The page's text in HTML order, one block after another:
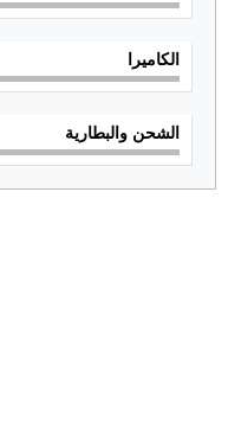
الكاميرا
الشحن والبطارية